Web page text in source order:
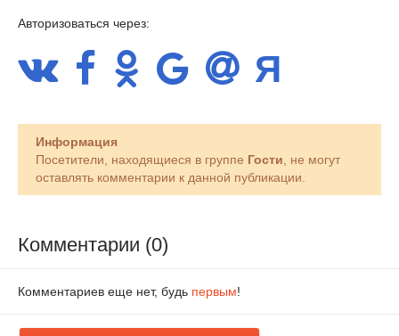
Авторизоваться через:
Информация
Посетители, находящиеся в группе Гости , не могут
оставлять комментарии к данной публикации.
Комментарии (0)
Комментариев еще нет, будь первым!